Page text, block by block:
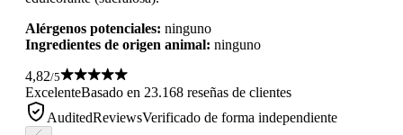
Alérgenos potenciales: ninguno
Ingredientes de origen animal: ninguno
4,82/5
ExcelenteBasado en 23.168 reseñas de clientes
AuditedReviewsVerificado de forma independiente